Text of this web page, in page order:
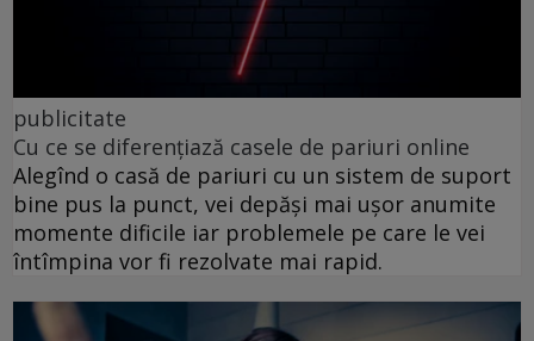
publicitate
Cu ce se diferențiază casele de pariuri online
Alegînd o casă de pariuri cu un sistem de suport
bine pus la punct, vei depăși mai ușor anumite
momente dificile iar problemele pe care le vei
întîmpina vor fi rezolvate mai rapid.